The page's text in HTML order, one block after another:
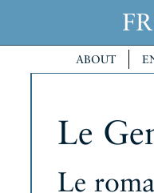
ABOUT
Le
Le